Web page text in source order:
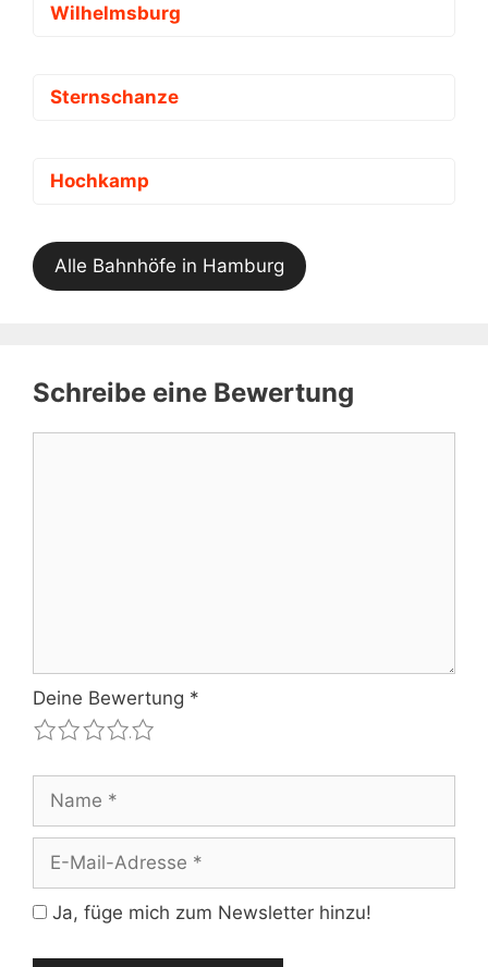
Wilhelmsburg
Sternschanze
Hochkamp
Alle Bahnhöfe in Hamburg
Schreibe eine Bewertung
Deine Bewertung *
4
3
2
1
Name
Adresse
Ja, füge mich zum Newsletter hinzu!